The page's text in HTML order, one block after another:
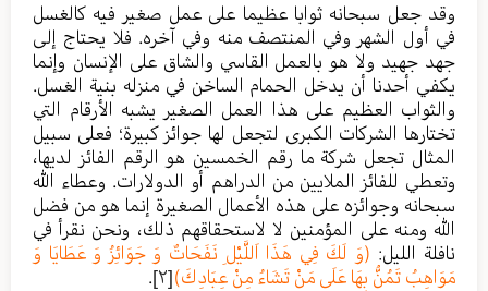
وقد جعل سبحانه ثوابا عظيما على عمل صغير فيه كالغسل
في أول الشهر وفي المنتصف منه وفي آخره. فلا يحتاج إلى
جهد جهيد ولا هو بالعمل القاسي والشاق على الإنسان وإنما
يكفي أحدنا أن يدخل الحمام الساخن في منزله بنية الغسل.
والثواب العظيم على هذا العمل الصغير يشبه الأرقام التي
تختارها الشركات الكبرى لتجعل لها جوائز كبيرة؛ فعلى سبيل
المثال تجعل شركة ما رقم الخمسين هو الرقم الفائز لديها،
وتعطي للفائز الملايين من الدراهم أو الدولارات. وعطاء الله
سبحانه وجوائزه على هذه الأعمال الصغيرة إنما هو من فضل
الله ومنه على المؤمنين لا لاستحقاقهم ذلك، ونحن نقرأ في
نافلة الليل: (وَ لَكَ فِي هَذَا اَللَّيْلِ نَفَحَاتٌ وَ جَوَائِزُ وَ عَطَايَا وَ
مَوَاهِبُ تَمُنُّ بِهَا عَلَى مَنْ تَشَاءُ مِنْ عِبَادِكَ)[٢] .